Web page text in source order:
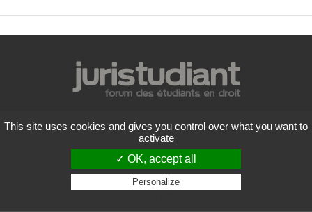
Mentions légales
Politique de confidentialité
Conditions générales d'utilisation
Liste des forums
Contactez-nous
This site uses cookies and gives you control over what you want to
activate
✓ OK, accept all
Personalize